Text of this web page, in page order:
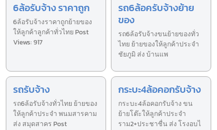
6ล้อรับจ้าง ราคาถูก
6ล้อรับจ้างราคาถูกย้ายของ
ให้ลูกค้าลูกค้าทั่วไทย Post
Views: 917
รถ6ล้อครับจ้างย้าย
ของ
รถ6ล้อรับจ้างขนย้ายของทั่ว
ไทย ย้ายของให้ลูกค้าประจำ
ชัยภูมิ ส่ง บ้านแพ
รถรับจ้าง
รถ6ล้อรับจ้างทั่วไทย ย้ายของ
ให้ลูกค้าประจำ พนมสารคาม
ส่ง สมุดสาคร Post
กระบะ4ล้อคอกรับจ้าง
กระบะ4ล้อคอกรับจ้าง ขน
ย้ายโต๊ะให้ลูกค้าประจำ
ราม2+ประชาชื่น ส่ง โรงอบไ